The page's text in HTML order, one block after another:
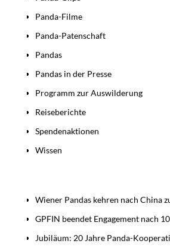
Panda-Filme
Panda-Patenschaft
Pandas
Pandas in der Presse
Programm zur Auswilderung
Reiseberichte
Spendenaktionen
Wissen
Wiener Pandas kehren nach China
GPFIN beendet Engagement nach
Jubiläum: 20 Jahre Panda-